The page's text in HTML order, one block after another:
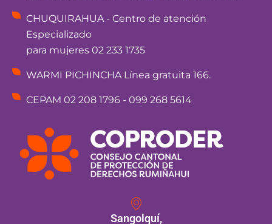
CHUQUIRAHUA - Centro de atención
Especializado
para mujeres 02 233 1735
WARMI PICHINCHA Línea gratuita 166.
CEPAM 02 208 1796 - 099 268 5614
Sangolquí,